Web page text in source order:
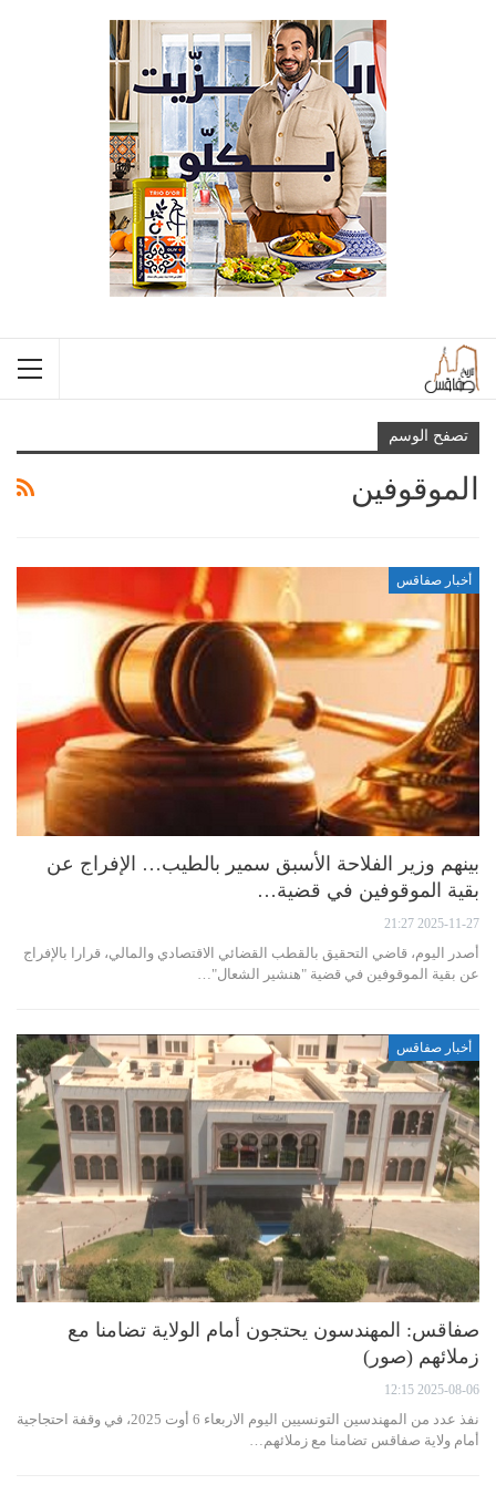
تصفح الوسم
الموقوفين
أخبار صفاقس
بينهم وزير الفلاحة الأسبق سمير بالطيب… الإفراج عن
بقية الموقوفين في قضية…
2025-11-27 21:27
أصدر اليوم، قاضي التحقيق بالقطب القضائي الاقتصادي والمالي، قرارا بالإفراج
عن بقية الموقوفين في قضية "هنشير الشعال"…
أخبار صفاقس
صفاقس: المهندسون يحتجون أمام الولاية تضامنا مع
زملائهم (صور)
2025-08-06 12:15
نفذ عدد من المهندسين التونسيين اليوم الاربعاء 6 أوت 2025، في وقفة احتجاجية
أمام ولاية صفاقس تضامنا مع زملائهم…